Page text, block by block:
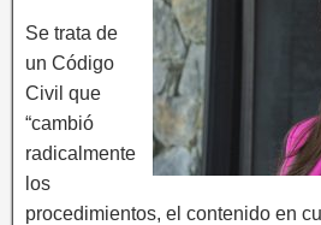
Se trata de
un Código
Civil que
“cambió
radicalmente
los
procedimientos, el contenido en